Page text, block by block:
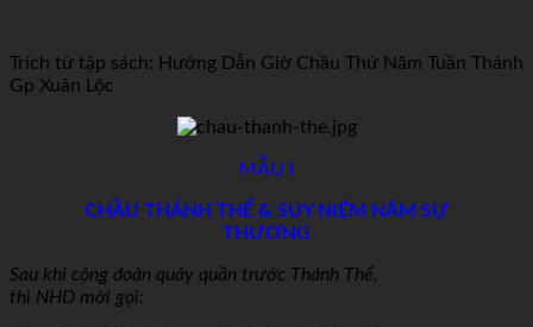
Trích từ tập sách: Hướng Dẫn Giờ Chầu Thứ Năm Tuần Thánh
Gp Xuân Lộc
MẪU I
CHẦU THÁNH THỂ & SUY NIỆM NĂM SỰ
THƯƠNG
Sau khi cộng đoàn quây quần trước Thánh Thể,
thì NHD mời gọi: